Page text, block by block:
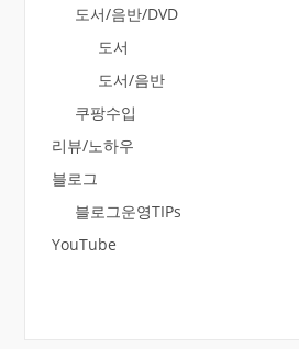
도서/음반/DVD
도서
도서/음반
쿠팡수입
리뷰/노하우
블로그
블로그운영TIPs
YouTube